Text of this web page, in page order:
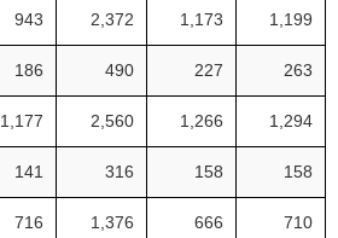
943 2,372 1,173 1,199
186 490 227 263
1,177 2,560 1,266 1,294
141 316 158 158
716 1,376 666 710